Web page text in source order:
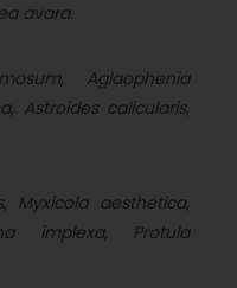
avara.
, Aglaophenia
, Astroides calicularis,
, Myxicola aesthetica,
implexa, Protula